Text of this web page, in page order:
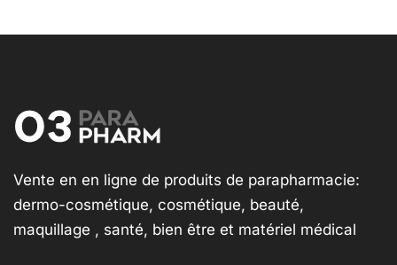
Vente en en ligne de produits de parapharmacie:
dermo-cosmétique, cosmétique, beauté,
maquillage , santé, bien être et matériel médical